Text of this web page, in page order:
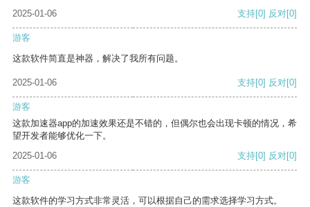
2025-01-06
支持[0] 反对[0]
游客
这款软件简直是神器，解决了我所有问题。
2025-01-06 支持[0] 反对[0]
游客
这款加速器app的加速效果还是不错的，但偶尔也会出现卡顿的情况，希
望开发者能够优化一下。
2025-01-06
支持[0] 反对[0]
游客
这款软件的学习方式非常灵活，可以根据自己的需求选择学习方式。